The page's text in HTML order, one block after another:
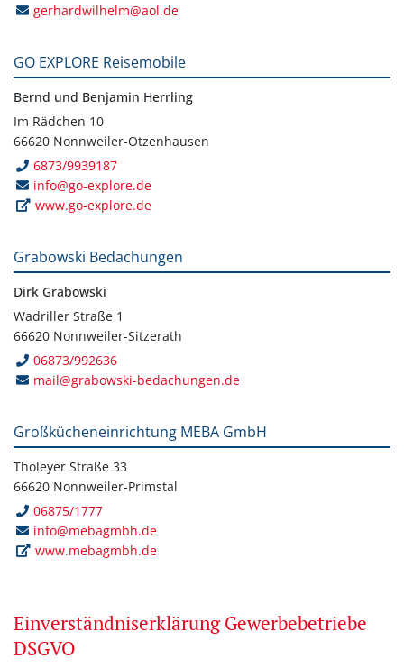
gerhardwilhelm@aol.de
GO EXPLORE Reisemobile
Bernd und Benjamin Herrling
Im Rädchen 10
66620 Nonnweiler-Otzenhausen
6873/9939187
info@go-explore.de
www.go-explore.de
Grabowski Bedachungen
Dirk Grabowski
Wadriller Straße 1
66620 Nonnweiler-Sitzerath
06873/992636
mail@grabowski-bedachungen.de
Großkücheneinrichtung MEBA GmbH
Tholeyer Straße 33
66620 Nonnweiler-Primstal
06875/1777
info@mebagmbh.de
www.mebagmbh.de
Einverständniserklärung Gewerbebetriebe
DSGVO